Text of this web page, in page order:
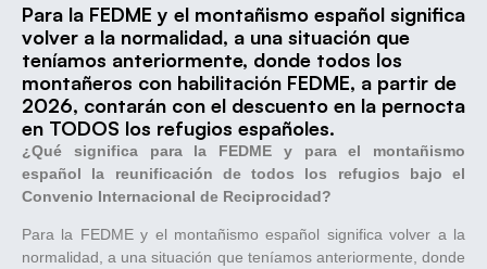
Para la FEDME y el montañismo español significa
volver a la normalidad, a una situación que
teníamos anteriormente, donde todos los
montañeros con habilitación FEDME, a partir de
2026, contarán con el descuento en la pernocta
en TODOS los refugios españoles.
¿Qué significa para la FEDME y para el montañismo
español la reunificación de todos los refugios bajo el
Convenio Internacional de Reciprocidad?
Para la FEDME y el montañismo español significa volver a la
normalidad, a una situación que teníamos anteriormente, donde